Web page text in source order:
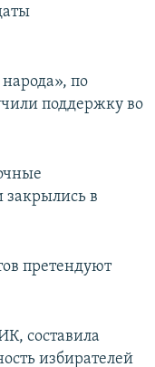
по
поддержку во
закрылись в
претендуют
составила
избирателей